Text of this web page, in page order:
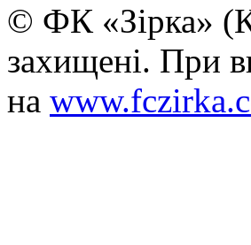
© ФК «Зірка»
захищені. При
на